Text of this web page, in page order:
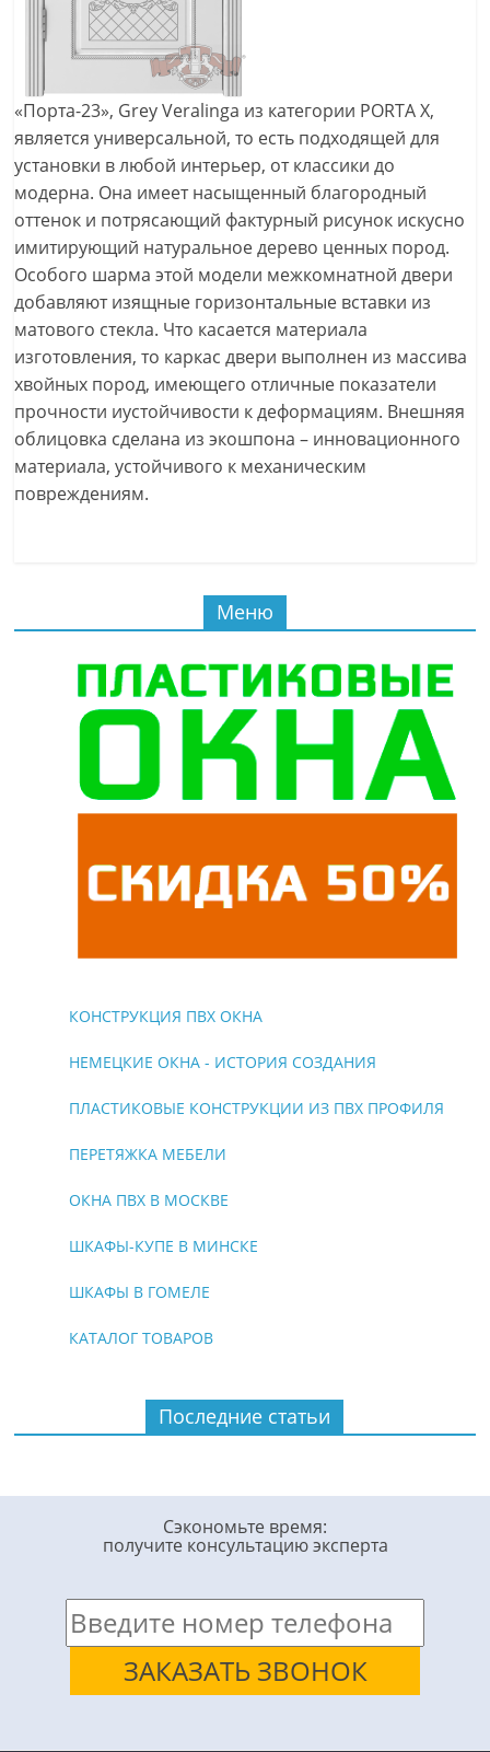
«Порта-23», Grey Veralinga из категории PORTA Х,
является универсальной, то есть подходящей для
установки в любой интерьер, от классики до
модерна. Она имеет насыщенный благородный
оттенок и потрясающий фактурный рисунок искусно
имитирующий натуральное дерево ценных пород.
Особого шарма этой модели межкомнатной двери
добавляют изящные горизонтальные вставки из
матового стекла. Что касается материала
изготовления, то каркас двери выполнен из массива
хвойных пород, имеющего отличные показатели
прочности иустойчивости к деформациям. Внешняя
облицовка сделана из экошпона – инновационного
материала, устойчивого к механическим
повреждениям.
Меню
КОНСТРУКЦИЯ ПВХ ОКНА
НЕМЕЦКИЕ ОКНА - ИСТОРИЯ СОЗДАНИЯ
ПЛАСТИКОВЫЕ КОНСТРУКЦИИ ИЗ ПВХ ПРОФИЛЯ
ПЕРЕТЯЖКА МЕБЕЛИ
ОКНА ПВХ В МОСКВЕ
ШКАФЫ-КУПЕ В МИНСКЕ
ШКАФЫ В ГОМЕЛЕ
КАТАЛОГ ТОВАРОВ
Последние статьи
Сэкономьте время:
получите консультацию эксперта